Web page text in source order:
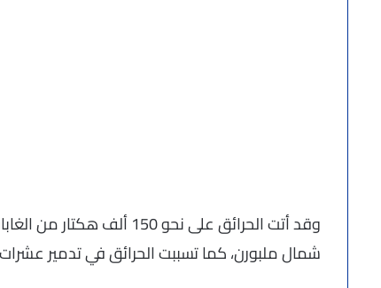
شمال ملبورن، كما تسببت الحرائق في تدمير